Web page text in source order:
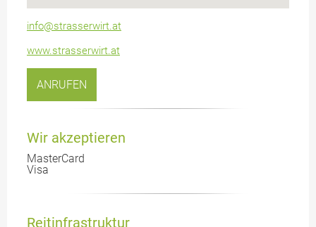
info@strasserwirt.at
www.strasserwirt.at
ANRUFEN
Wir akzeptieren
MasterCard
Visa
Reitinfrastruktur